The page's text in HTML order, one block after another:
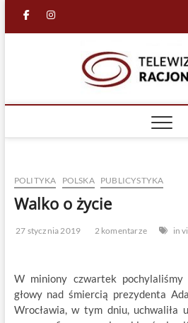
facebook
in
POLITYKA POLSKA PUBLICYSTYKA
Walko o życie
27 stycznia 2019 2 komentarze in
W miniony czwartek
głowy nad śmiercią prezydenta
Wrocławia, w tym dniu, uchwaliła